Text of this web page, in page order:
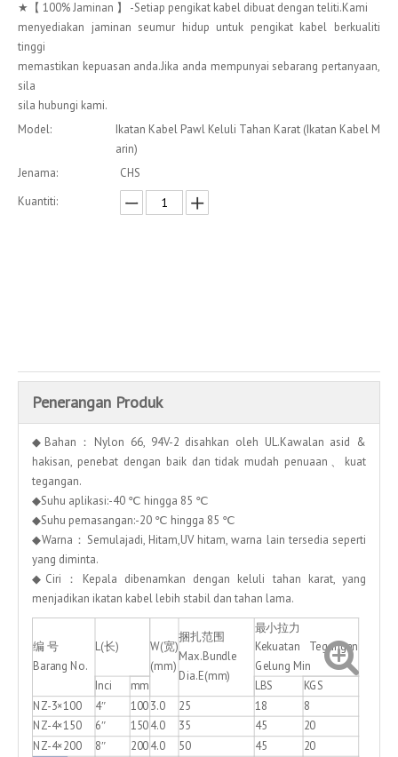
★【 100% Jaminan 】 -Setiap pengikat kabel dibuat dengan teliti.Kami
menyediakan jaminan seumur hidup untuk pengikat kabel berkualiti
tinggi
memastikan kepuasan anda.Jika anda mempunyai sebarang pertanyaan,
sila
sila hubungi kami.
Model:
Ikatan Kabel Pawl Keluli Tahan Karat (Ikatan Kabel M
arin)
Jenama:
CHS
Kuantiti:
Penerangan Produk
◆Bahan：Nylon 66, 94V-2 disahkan oleh UL.Kawalan asid &
hakisan, penebat dengan baik dan tidak mudah penuaan、kuat
tegangan.
◆Suhu aplikasi:-40 ℃ hingga 85 ℃
◆Suhu pemasangan:-20 ℃ hingga 85 ℃
◆Warna：Semulajadi, Hitam,UV hitam, warna lain tersedia seperti
yang diminta.
◆Ciri：Kepala dibenamkan dengan keluli tahan karat, yang
menjadikan ikatan kabel lebih stabil dan tahan lama.
编 号
Barang No.
L(长)
W(宽)
(mm)
捆扎范围
Max.Bundle
Dia.E(mm)
最小拉力
Kekuatan Tegangan
Gelung Min
Inci mm LBS KGS
NZ-3×100 4″ 1003.0 25 18
8
NZ-4×150
6″ 1504.0 35 45
20
NZ-4×200
8″ 2004.0 50 45 20